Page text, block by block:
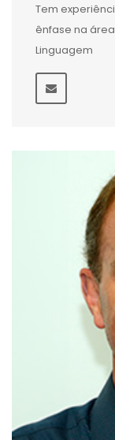
Tem
ênfase na
Linguagem